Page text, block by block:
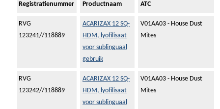
Registratienummer Productnaam ATC
RVG
123241//118889
ACARIZAX 12 SQ-
HDM, lyofilisaat
voor sublinguaal
gebruik
V01AA03 - House Dust
Mites
RVG
123242//118889
ACARIZAX 12 SQ-
HDM, lyofilisaat
voor sublinguaal
V01AA03 - House Dust
Mites